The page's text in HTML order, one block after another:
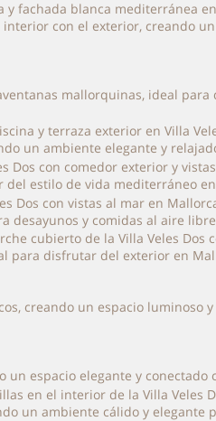
con el exterior, creando
mallorquinas, ideal
un ambiente elegante y
del estilo de vida mediterráneo
desayunos y comidas al aire
para disfrutar del exterior en
creando un espacio luminoso
espacio elegante y conectado
un ambiente cálido y